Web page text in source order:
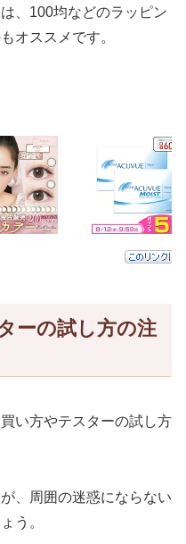
、100均などのラッピン
オススメです。
ーの試し方の注
、周囲の迷惑にならない
う。